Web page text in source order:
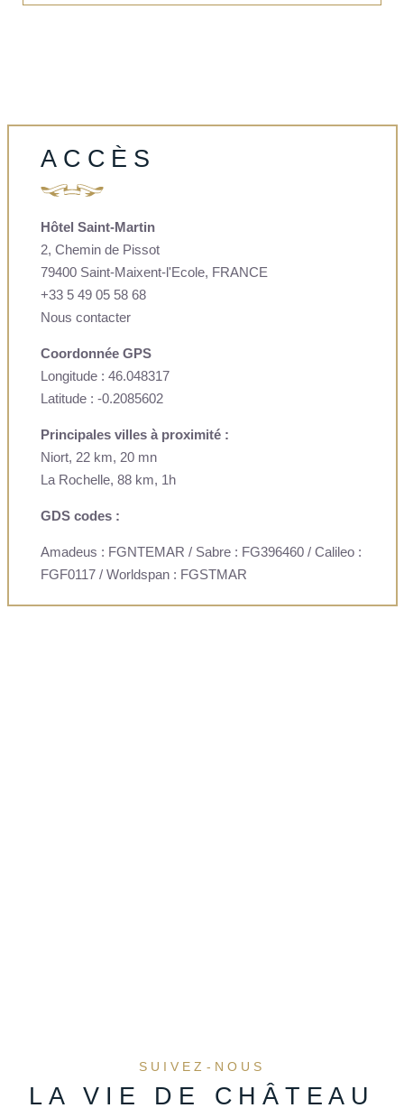
ACCÈS
Hôtel Saint-Martin
2, Chemin de Pissot
79400 Saint-Maixent-l'Ecole, FRANCE
+33 5 49 05 58 68
Nous contacter
Coordonnée GPS
Longitude : 46.048317
Latitude : -0.2085602
Principales villes à proximité :
Niort, 22 km, 20 mn
La Rochelle, 88 km, 1h
GDS codes :
Amadeus : FGNTEMAR / Sabre : FG396460 / Calileo :
FGF0117 / Worldspan : FGSTMAR
SUIVEZ-NOUS
LA VIE DE CHÂTEAU